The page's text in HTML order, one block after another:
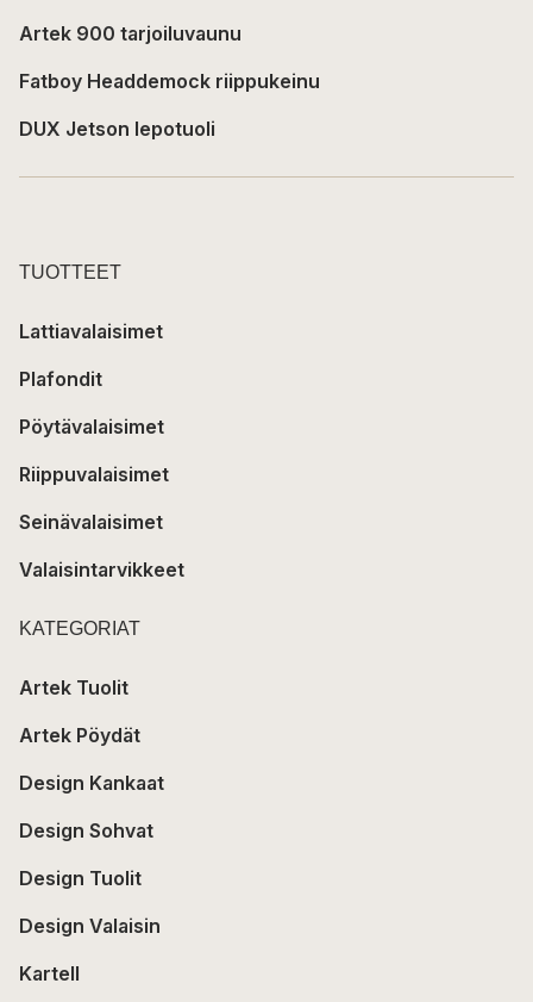
Artek 900 tarjoiluvaunu
Fatboy Headdemock riippukeinu
DUX Jetson lepotuoli
TUOTTEET
Lattiavalaisimet
Plafondit
Pöytävalaisimet
Riippuvalaisimet
Seinävalaisimet
Valaisintarvikkeet
KATEGORIAT
Artek Tuolit
Artek Pöydät
Design Kankaat
Design Sohvat
Design Tuolit
Design Valaisin
Kartell